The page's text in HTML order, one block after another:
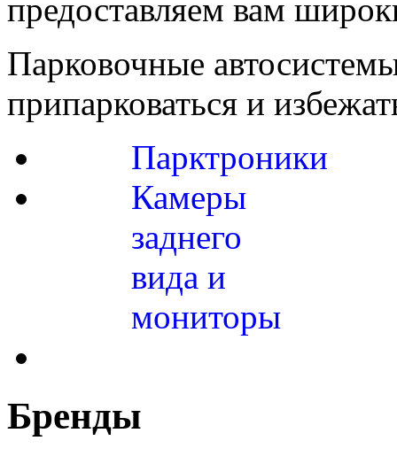
предоставляем вам
Парковочные
припарковаться и
Парктроники
Камеры
заднего
вида и
мониторы
Бренды